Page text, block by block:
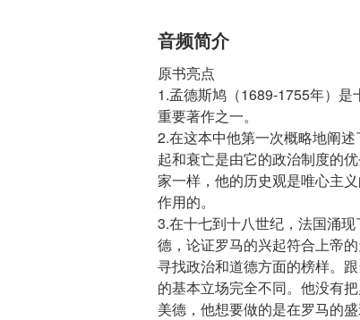
音频简介
原书亮点
1.孟德斯鸠（1689-1755年）
重要著作之一。
2.在这本中他第一次概略地阐
起和衰亡是由它的政治制度的
家一样，他的历史观是唯心主
作用的。
3.在十七到十八世纪，法国涌
德，论证罗马的兴起符合上帝
寻找政治和道德方面的榜样。
的基本立场完全不同。他没有